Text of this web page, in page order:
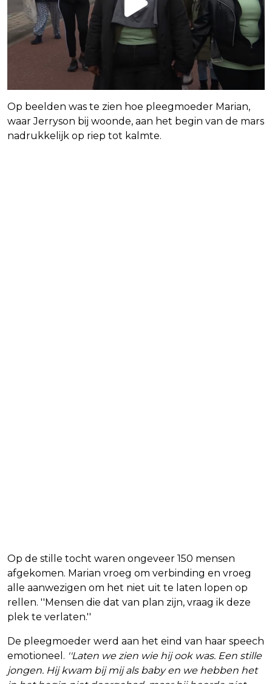
Op beelden was te zien hoe pleegmoeder Marian,
waar Jerryson bij woonde, aan het begin van de mars
nadrukkelijk op riep tot kalmte.
Op de stille tocht waren ongeveer 150 mensen
afgekomen. Marian vroeg om verbinding en vroeg
alle aanwezigen om het niet uit te laten lopen op
rellen. ''Mensen die dat van plan zijn, vraag ik deze
plek te verlaten.''
De pleegmoeder werd aan het eind van haar speech
emotioneel. ''Laten we zien wie hij ook was. Een stille
jongen. Hij kwam bij mij als baby en we hebben het